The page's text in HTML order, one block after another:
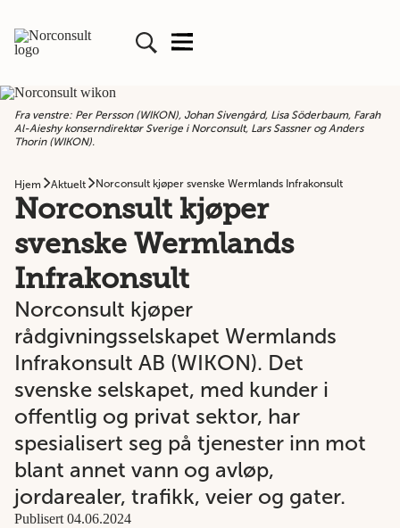
Fra venstre: Per Persson (WIKON), Johan Sivengård, Lisa Söderbaum, Farah
Al-Aieshy konserndirektør Sverige i Norconsult, Lars Sassner og Anders
Thorin (WIKON).
Hjem Aktuelt Norconsult kjøper svenske Wermlands Infrakonsult
Norconsult kjøper
svenske Wermlands
Infrakonsult
Norconsult kjøper
rådgivningsselskapet Wermlands
Infrakonsult AB (WIKON). Det
svenske selskapet, med kunder i
offentlig og privat sektor, har
spesialisert seg på tjenester inn mot
blant annet vann og avløp,
jordarealer, trafikk, veier og gater.
Publisert 04.06.2024